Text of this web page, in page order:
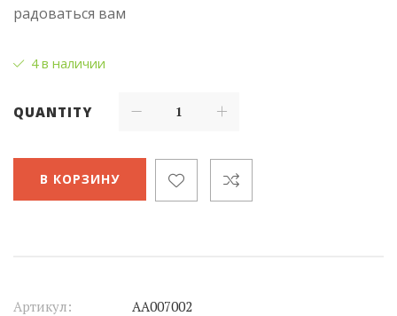
радоваться вам
4 в наличии
QUANTITY
В КОРЗИНУ
Артикул: АА007002